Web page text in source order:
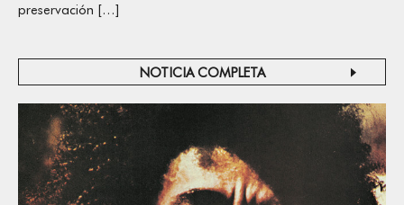
preservación […]
NOTICIA COMPLETA